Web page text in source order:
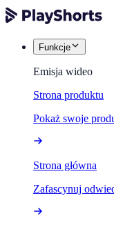
Funkcje
Emisja wideo
Strona produktu
Pokaż swoje
Strona główna
Zafascynuj